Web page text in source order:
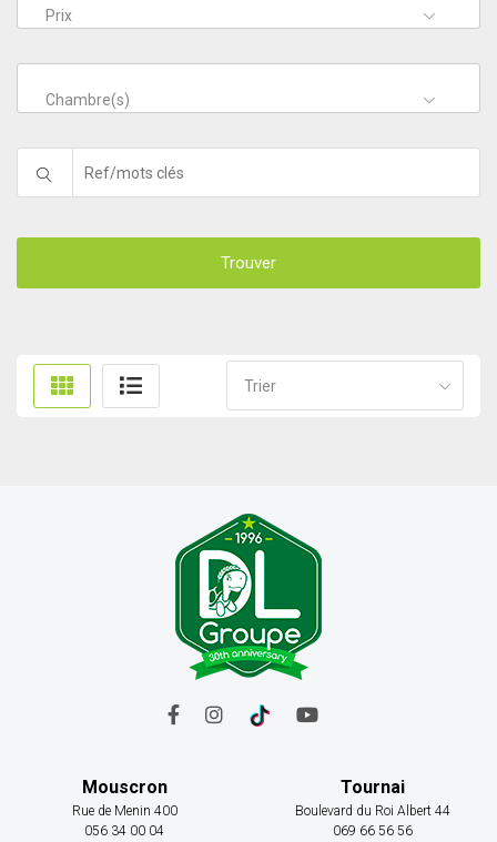
Prix
Chambre(s)
Trouver
Trier
Mouscron
Rue de Menin 400
056 34 00 04
Tournai
Boulevard du Roi Albert 44
069 66 56 56